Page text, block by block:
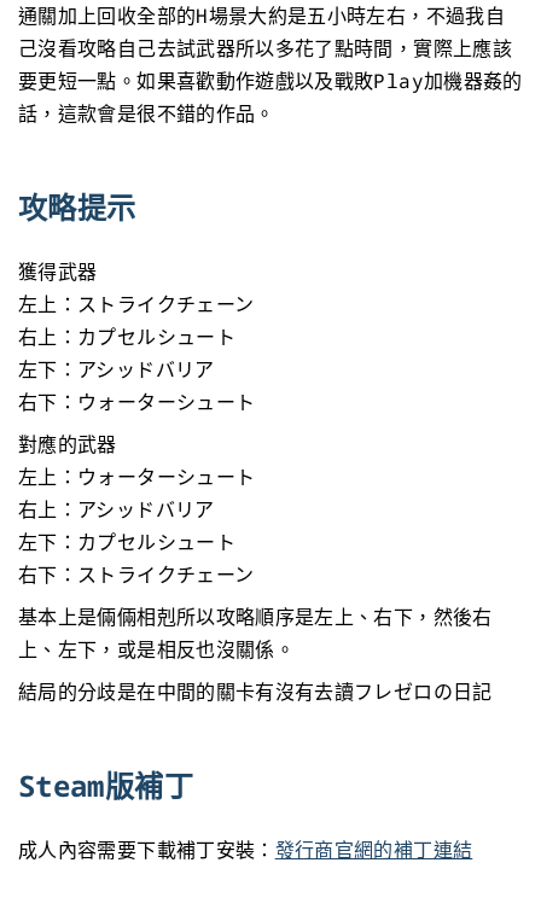
通關加上回收全部的H場景大約是五小時左右，不過我自
己沒看攻略自己去試武器所以多花了點時間，實際上應該
要更短一點。如果喜歡動作遊戲以及戰敗Play加機器姦的
話，這款會是很不錯的作品。
攻略提示
獲得武器
左上：ストライクチェーン
右上：カプセルシュート
左下：アシッドバリア
右下：ウォーターシュート
對應的武器
左上：ウォーターシュート
右上：アシッドバリア
左下：カプセルシュート
右下：ストライクチェーン
基本上是倆倆相剋所以攻略順序是左上、右下，然後右
上、左下，或是相反也沒關係。
結局的分歧是在中間的關卡有沒有去讀フレゼロの日記
Steam版補丁
成人內容需要下載補丁安裝： 發行商官網的補丁連結